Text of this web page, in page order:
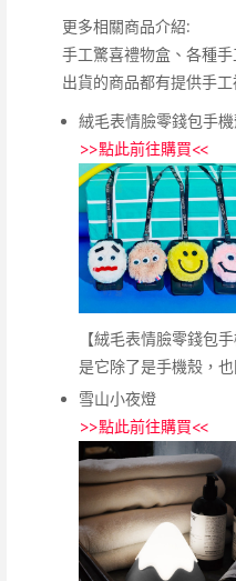
更多相關商品介紹:
手工驚喜禮物盒、各種
出貨的商品都有提供手
絨毛表情臉零錢包手
>>點此前往購買<<
【絨毛表情臉零錢包
是它除了是手機殼，
雪山小夜燈
>>點此前往購買<<